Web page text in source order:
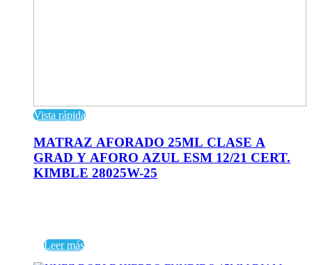
Vista rápida
MATRAZ AFORADO 25ML CLASE A
GRAD Y AFORO AZUL ESM 12/21 CERT.
KIMBLE 28025W-25
Leer más